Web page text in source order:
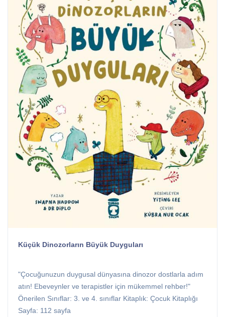
Küçük Dinozorların Büyük Duyguları
"Çocuğunuzun duygusal dünyasına dinozor dostlarla adım
atın! Ebeveynler ve terapistler için mükemmel rehber!"
Önerilen Sınıflar: 3. ve 4. sınıflar Kitaplık: Çocuk Kitaplığı
Sayfa: 112 sayfa